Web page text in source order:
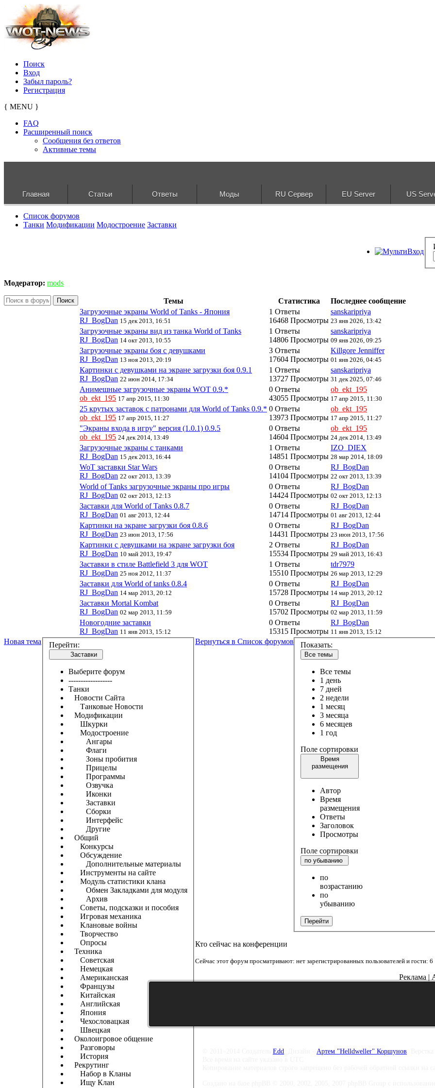
Поиск
Вход
Забыл пароль?
Регистрация
{ MENU }
FAQ
Расширенный поиск
Сообщения без ответов
Активные темы
Главная Статьи Ответы Моды RU Сервер EU Server US
Список форумов
Танки Модификации Модостроение Заставки
Модератор: mods
Поиск Темы Статистика
Последнее сообщение
Загрузочные экраны World of Tanks - Япония
RJ_BogDan 15 дек 2013, 16:51
1 Ответы
16468 Просмотры
sanskaripriya
23 янв 2026, 13:42
Загрузочные экраны вид из танка World of Tanks
RJ_BogDan 14 окт 2013, 10:55
1 Ответы
14806 Просмотры
sanskaripriya
09 янв 2026, 09:25
Загрузочные экраны боя с девушками
RJ_BogDan 13 ноя 2013, 20:19
3 Ответы
17604 Просмотры
Killgore Jenniffer
01 янв 2026, 04:45
Картинки с девушками на экране загрузки боя 0.9.1
RJ_BogDan 22 июн 2014, 17:34
1 Ответы
13727 Просмотры
sanskaripriya
31 дек 2025, 07:46
Анимешные загрузочные экраны WOT 0.9.*
ob_ekt_195 17 апр 2015, 11:30
0 Ответы
43055 Просмотры
ob_ekt_195
17 апр 2015, 11:30
25 крутых заставок с патронами для World of Tanks 0.9.*
ob_ekt_195 17 апр 2015, 11:27
0 Ответы
13973 Просмотры
ob_ekt_195
17 апр 2015, 11:27
"Экраны входа в игру" версия (1.0.1) 0.9.5
ob_ekt_195 24 дек 2014, 13:49
0 Ответы
14604 Просмотры
ob_ekt_195
24 дек 2014, 13:49
Загрузочные экраны с танками
RJ_BogDan 15 дек 2013, 16:44
1 Ответы
14851 Просмотры
IZO_DIEX
28 мар 2014, 18:09
WoT заставки Star Wars
RJ_BogDan 22 окт 2013, 13:39
0 Ответы
14104 Просмотры
RJ_BogDan
22 окт 2013, 13:39
World of Tanks загрузочные экраны про игры
RJ_BogDan 02 окт 2013, 12:13
0 Ответы
14424 Просмотры
RJ_BogDan
02 окт 2013, 12:13
Заставки для World of Tanks 0.8.7
RJ_BogDan 01 авг 2013, 12:44
0 Ответы
14714 Просмотры
RJ_BogDan
01 авг 2013, 12:44
Картинки на экране загрузки боя 0.8.6
RJ_BogDan 23 июн 2013, 17:56
0 Ответы
14431 Просмотры
RJ_BogDan
23 июн 2013, 17:56
Картинки с девушками на экране загрузки боя
RJ_BogDan 10 май 2013, 19:47
2 Ответы
15534 Просмотры
RJ_BogDan
29 май 2013, 16:43
Заставки в стиле Battlefield 3 для WOT
RJ_BogDan 25 ноя 2012, 11:37
1 Ответы
15510 Просмотры
tdr7979
26 мар 2013, 12:29
Заставки для World of tanks 0.8.4
RJ_BogDan 14 мар 2013, 20:12
0 Ответы
15728 Просмотры
RJ_BogDan
14 мар 2013, 20:12
Заставки Mortal Kombat
RJ_BogDan 02 мар 2013, 11:59
0 Ответы
15702 Просмотры
RJ_BogDan
02 мар 2013, 11:59
Новогодние заставки
RJ_BogDan 11 янв 2013, 15:12
0 Ответы
15315 Просмотры
RJ_BogDan
11 янв 2013, 15:12
Новая тема
Перейти:
Заставки
Выберите форум
------------------
Танки
Новости Сайта
Танковые Новости
Модификации
Шкурки
Модостроение
Ангары
Флаги
Зоны пробития
Прицелы
Программы
Озвучка
Иконки
Заставки
Сборки
Интерфейс
Другие
Общий
Конкурсы
Обсуждение
Дополнительные материалы
Инструменты на сайте
Модуль статистики клана
Обмен Закладками для модуля
Архив
Советы, подсказки и пособия
Игровая механика
Клановые войны
Творчество
Опросы
Техника
Советская
Немецкая
Американская
Французы
Китайская
Английская
Япония
Чехословацкая
Швецкая
Околоигровое общение
Разговоры
История
Рекрутинг
Набор в Кланы
Ищу Клан
Вернуться в Список форумов Показать:
Все темы
Все темы
1 день
7 дней
2 недели
1 месяц
3 месяца
6 месяцев
1 год
Поле сортировки
Время
размещения
Автор
Время
размещения
Ответы
Заголовок
Просмотры
Поле сортировки
по убыванию
по
возрастанию
по
убыванию
Перейти
Кто сейчас на конференции
Сейчас этот форум просматривают: нет зарегистрированных пользователей и гости: 6
Реклама |
Edd Артем "Helldweller" Коршунов